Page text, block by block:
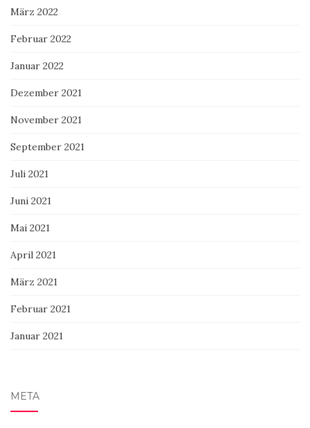
März 2022
Februar 2022
Januar 2022
Dezember 2021
November 2021
September 2021
Juli 2021
Juni 2021
Mai 2021
April 2021
März 2021
Februar 2021
Januar 2021
META